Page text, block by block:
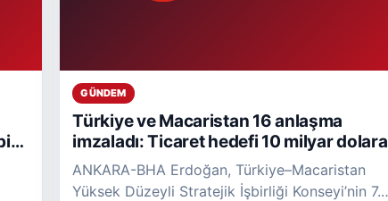
GÜNDEM
Türkiye ve Macaristan 16 anlaşma
imzaladı: Ticaret hedefi 10 milyar dolara
yükseldi
ANKARA-BHA Erdoğan, Türkiye–Macaristan
Yüksek Düzeyli Stratejik İşbirliği Konseyi’nin 7.